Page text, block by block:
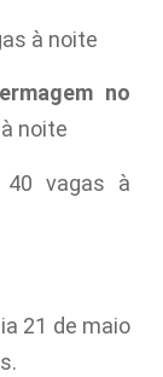
à noite
no
noite
40 vagas à
21 de maio